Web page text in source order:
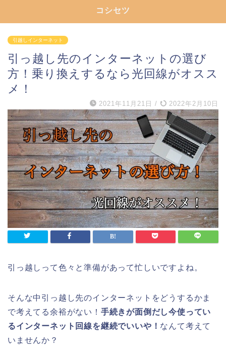
コシセツ
引越しインターネット
引っ越し先のインターネットの選び
方！乗り換えするなら光回線がオスス
メ！
2021年11月21日 / 2022年2月10日
引っ越しって色々と準備があって忙しいですよね。
そんな中引っ越し先のインターネットをどうするかま
で考えてる余裕がない！ 手続きが面倒だし今使ってい
るインターネット回線を継続でいいや！ なんて考えて
いませんか？